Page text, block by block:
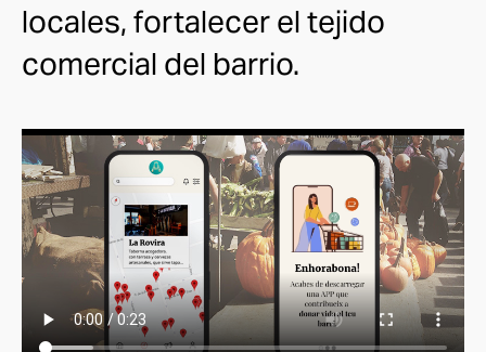
locales, fortalecer el tejido
comercial del barrio.